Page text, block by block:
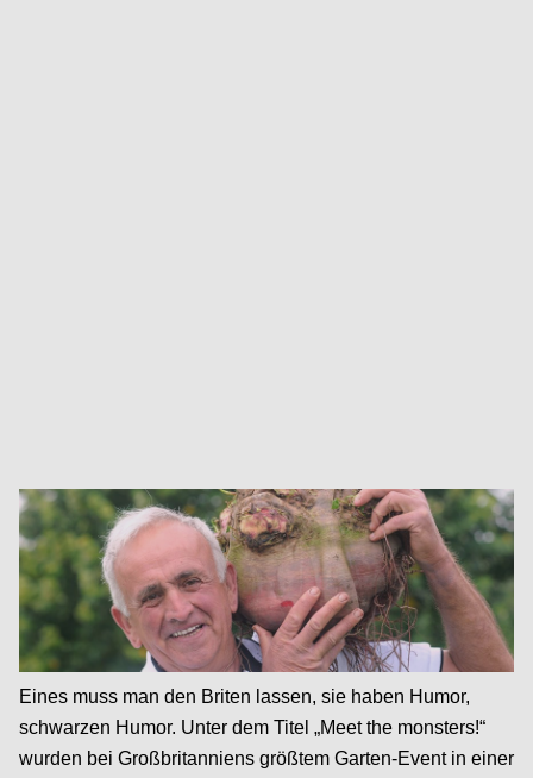
Eines muss man den Briten lassen, sie haben Humor,
schwarzen Humor. Unter dem Titel „Meet the monsters!“
wurden bei Großbritanniens größtem Garten-Event in einer